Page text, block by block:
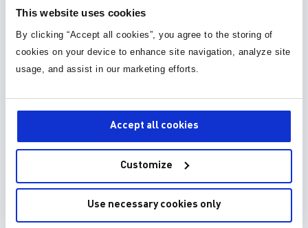
This website uses cookies
By clicking “Accept all cookies”, you agree to the storing of
cookies on your device to enhance site navigation, analyze site
usage, and assist in our marketing efforts.
Accept all cookies
Customize
Use necessary cookies only
3D 模型 (15)